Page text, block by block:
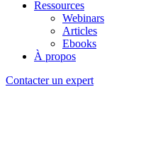
Ressources
Webinars
Articles
Ebooks
À propos
Contacter un expert